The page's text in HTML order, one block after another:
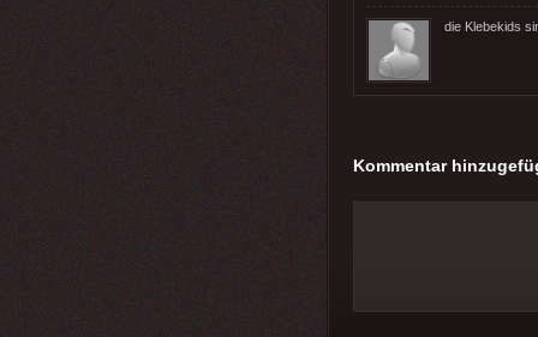
die Klebekids
Kommentar